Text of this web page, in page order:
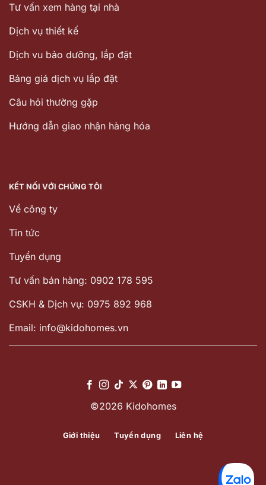
Tư vấn xem hàng tại nhà
Dịch vụ thiết kế
Dịch vu bảo dưỡng, lắp đặt
Bảng giá dịch vụ lắp đặt
Câu hỏi thường gặp
Hướng dẫn giao nhận hàng hóa
KẾT NỐI VỚI CHÚNG TÔI
Về công ty
Tin tức
Tuyển dụng
Tư vấn bán hàng: 0902 178 595
CSKH & Dịch vụ: 0975 892 968
Email: info@kidohomes.vn
©2026 Kidohomes
Giới thiệu Tuyển dụng Liên hệ